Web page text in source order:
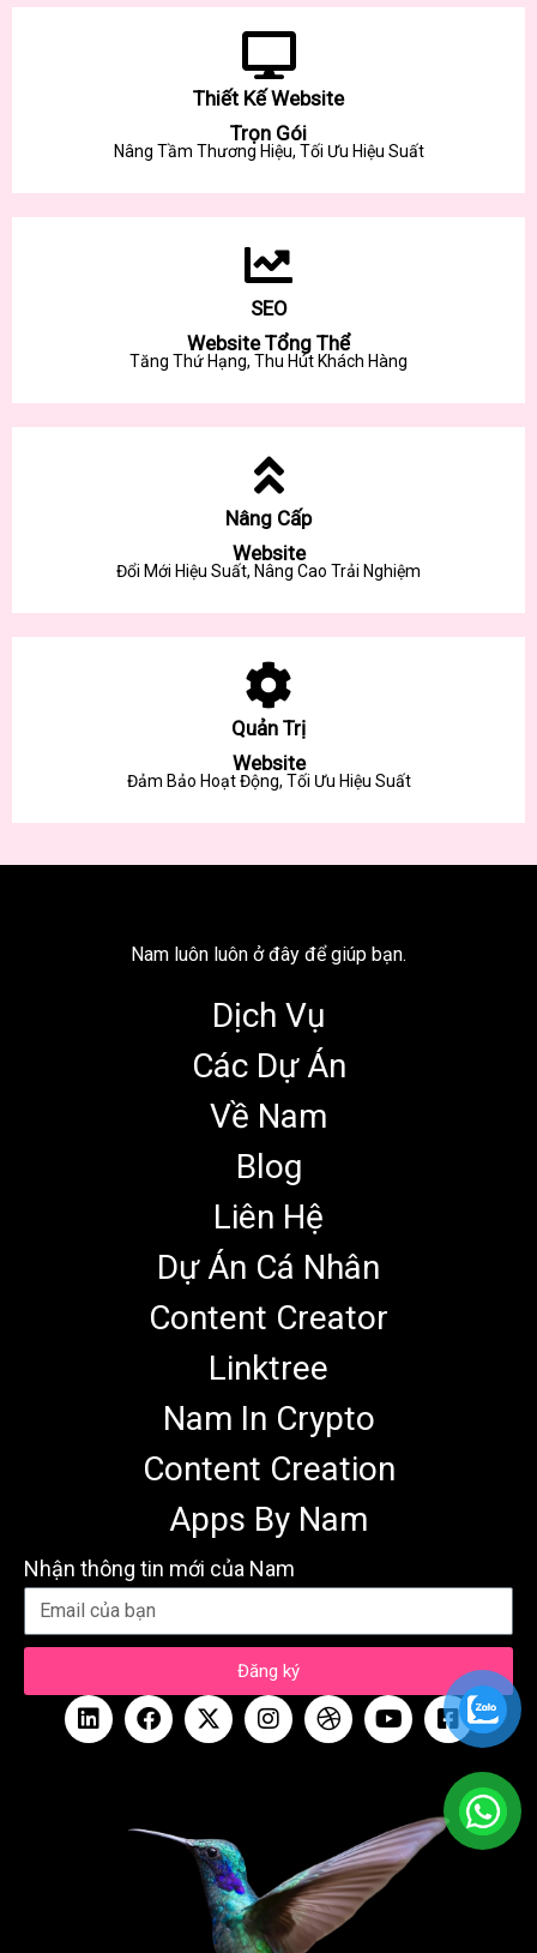
Thiết Kế Website
Trọn Gói
Nâng Tầm Thương Hiệu, Tối Ưu Hiệu Suất
SEO
Website Tổng Thể
Tăng Thứ Hạng, Thu Hút Khách Hàng
Nâng Cấp
Website
Đổi Mới Hiệu Suất, Nâng Cao Trải Nghiệm
Quản Trị
Website
Đảm Bảo Hoạt Động, Tối Ưu Hiệu Suất
Nam luôn luôn ở đây để giúp bạn.
Dịch Vụ
Các Dự Án
Về Nam
Blog
Liên Hệ
Dự Án Cá Nhân
Content Creator
Linktree
Nam In Crypto
Content Creation
Apps By Nam
Nhận thông tin mới của Nam
Đăng ký